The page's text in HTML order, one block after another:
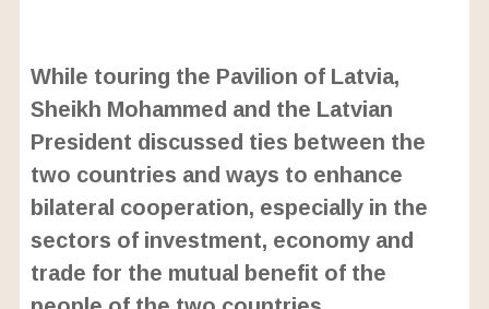
U
n
m
u
t
e
a
d
e
d
2
4
.
6
3
%
While touring the Pavilion of Latvia,
Sheikh Mohammed and the Latvian
President discussed ties between the
two countries and ways to enhance
bilateral cooperation, especially in the
sectors of investment, economy and
trade for the mutual benefit of the